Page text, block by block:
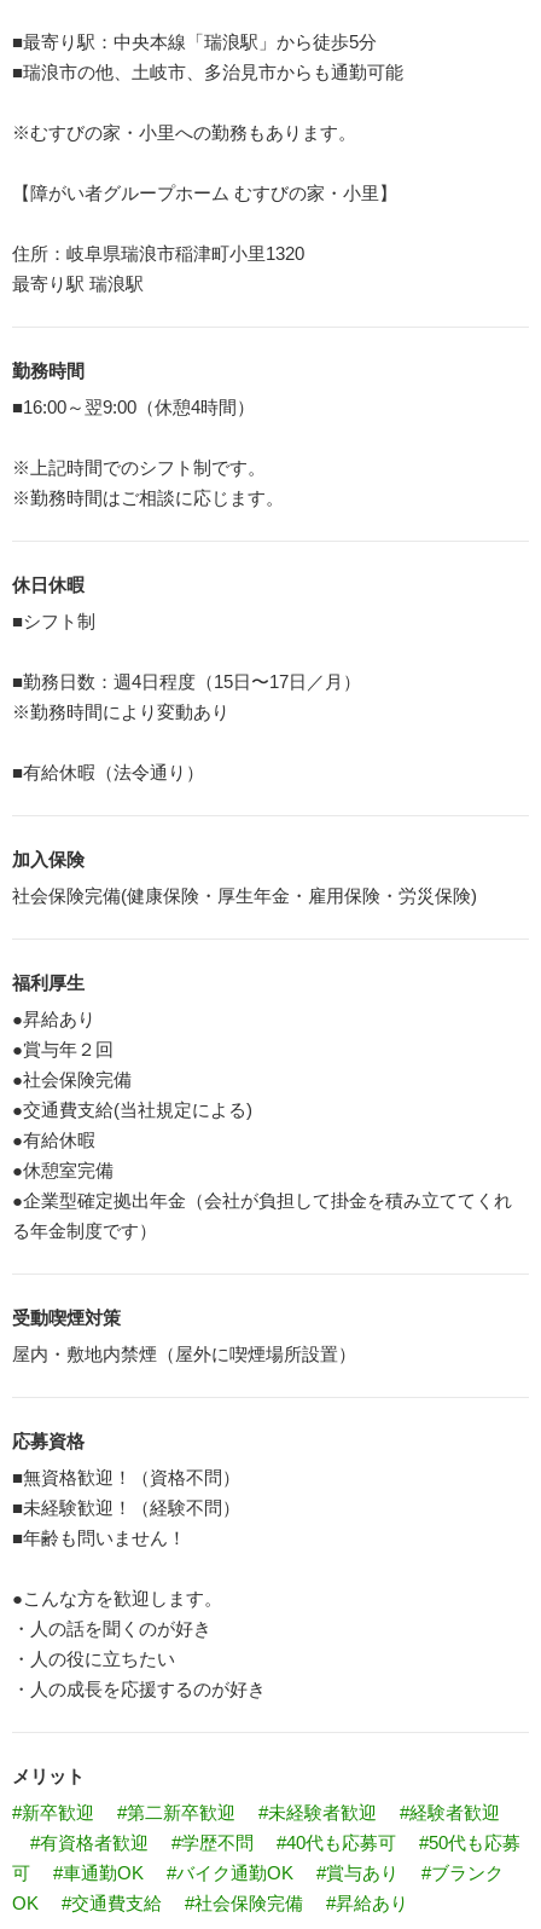
■最寄り駅：中央本線「瑞浪駅」から徒歩5分
■瑞浪市の他、土岐市、多治見市からも通勤可能
※むすびの家・小里への勤務もあります。
【障がい者グループホーム むすびの家・小里】
住所：岐阜県瑞浪市稲津町小里1320
最寄り駅 瑞浪駅
勤務時間
■16:00～翌9:00（休憩4時間）
※上記時間でのシフト制です。
※勤務時間はご相談に応じます。
休日休暇
■シフト制
■勤務日数：週4日程度（15日〜17日／月）
※勤務時間により変動あり
■有給休暇（法令通り）
加入保険
社会保険完備(健康保険・厚生年金・雇用保険・労災保険)
福利厚生
●昇給あり
●賞与年２回
●社会保険完備
●交通費支給(当社規定による)
●有給休暇
●休憩室完備
●企業型確定拠出年金（会社が負担して掛金を積み立ててくれ
る年金制度です）
受動喫煙対策
屋内・敷地内禁煙（屋外に喫煙場所設置）
応募資格
■無資格歓迎！（資格不問）
■未経験歓迎！（経験不問）
■年齢も問いません！
●こんな方を歓迎します。
・人の話を聞くのが好き
・人の役に立ちたい
・人の成長を応援するのが好き
メリット
#新卒歓迎
#第二新卒歓迎 #未経験者歓迎
#経験者歓迎
#有資格者歓迎
#学歴不問 #40代も応募可
#50代も応募
可
#車通勤OK #バイク通勤OK #賞与あり
#ブランク
OK
#交通費支給 #社会保険完備 #昇給あり